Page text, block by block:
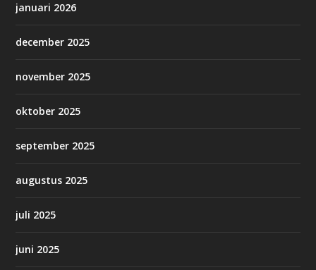
januari 2026
december 2025
november 2025
oktober 2025
september 2025
augustus 2025
juli 2025
juni 2025